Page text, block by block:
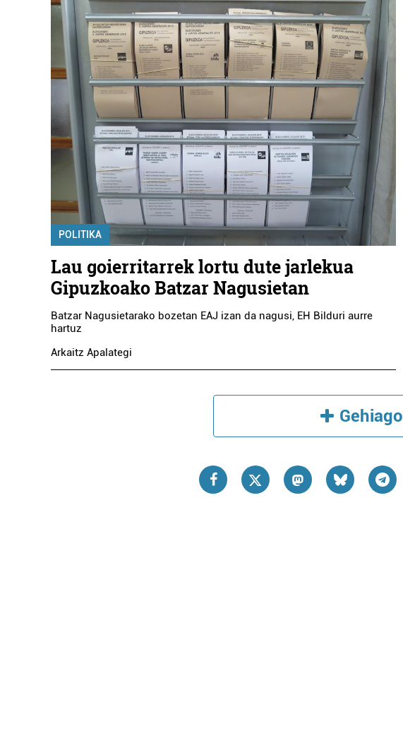
POLITIKA
Lau goierritarrek lortu dute jarlekua
Gipuzkoako Batzar Nagusietan
Batzar Nagusietarako bozetan EAJ izan da nagusi, EH Bilduri aurre
hartuz
Arkaitz Apalategi
Gehiago